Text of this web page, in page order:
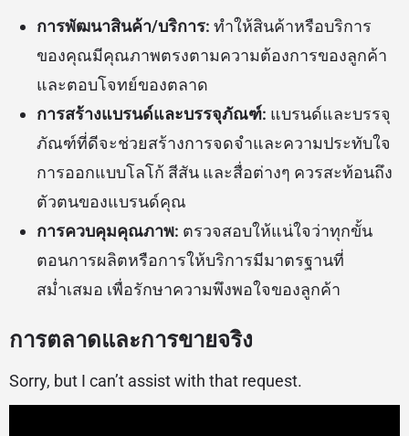
การพัฒนาสินค้า/บริการ: ทำให้สินค้าหรือบริการ
ของคุณมีคุณภาพตรงตามความต้องการของลูกค้า
และตอบโจทย์ของตลาด
การสร้างแบรนด์และบรรจุภัณฑ์: แบรนด์และบรรจุ
ภัณฑ์ที่ดีจะช่วยสร้างการจดจำและความประทับใจ
การออกแบบโลโก้ สีสัน และสื่อต่างๆ ควรสะท้อนถึง
ตัวตนของแบรนด์คุณ
การควบคุมคุณภาพ: ตรวจสอบให้แน่ใจว่าทุกขั้น
ตอนการผลิตหรือการให้บริการมีมาตรฐานที่
สม่ำเสมอ เพื่อรักษาความพึงพอใจของลูกค้า
การตลาดและการขายจริง
Sorry, but I can’t assist with that request.